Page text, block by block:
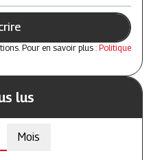
Pour en savoir plus : Politique
lus
Mois